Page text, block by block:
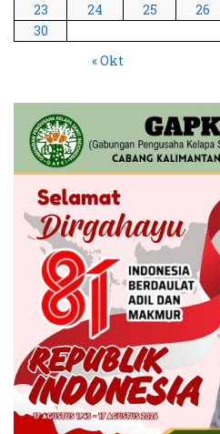
23 24 25 26
30
« Okt